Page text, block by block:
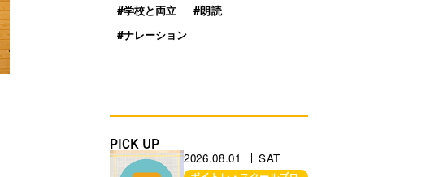
#学校と両立
#朗読
#ナレーション
PICK UP
2026.08.01 SAT